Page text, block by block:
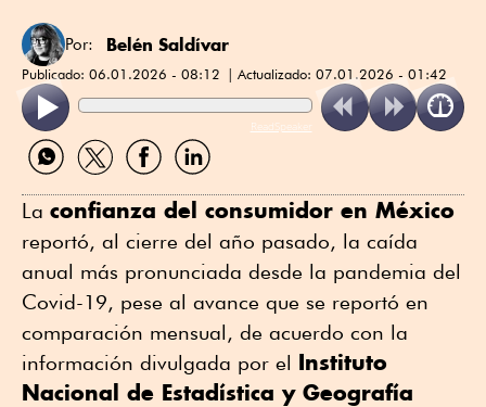
Por: Belén Saldívar
Publicado: 06.01.2026 - 08:12 Actualizado: 07.01.2026 - 01:42
ReadSpeaker
Compartir
por
Compartir
por
Compartir
por
Compartir
por
La confianza del consumidor en México
reportó, al cierre del año pasado, la caída
anual más pronunciada desde la pandemia del
Covid-19, pese al avance que se reportó en
comparación mensual, de acuerdo con la
información divulgada por el Instituto
Nacional de Estadística y Geografía